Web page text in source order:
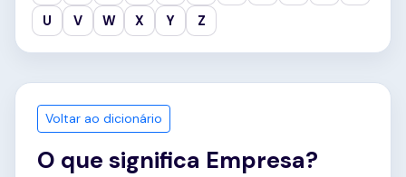
Voltar ao dicionário
O que significa Empresa?
U
V W X Y Z